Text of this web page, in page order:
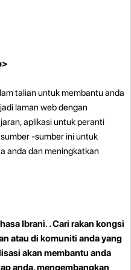
talian untuk membantu anda
laman web dengan
aplikasi untuk peranti
-sumber ini untuk
anda dan meningkatkan
Ibrani.. Cari rakan kongsi
atau di komuniti anda yang
akan membantu anda
anda, mengembangkan